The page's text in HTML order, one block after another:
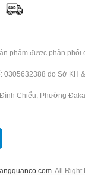
phẩm được phân phối
0305632388 do Sở KH
Chiểu, Phường
. All